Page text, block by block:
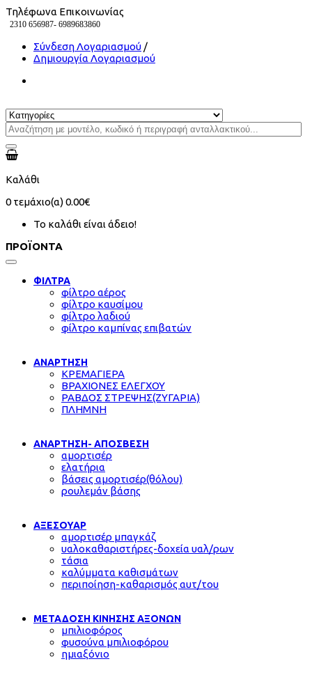
Τηλέφωνα Επικοινωνίας
2310 656987- 6989683860
Σύνδεση Λογαριασμού /
Δημιουργία Λογαριασμού
Καλάθι
0τεμάχιο(α)0.00€
Το καλάθι είναι άδειο!
ΠΡΟΪΟΝΤΑ
ΦΙΛΤΡΑ
φίλτρο αέρος
φίλτρο καυσίμου
φίλτρο λαδιού
φίλτρο καμπίνας επιβατών
ΑΝΑΡΤΗΣΗ
ΚΡΕΜΑΓΙΕΡΑ
ΒΡΑΧΙΟΝΕΣ ΕΛΕΓΧΟΥ
ΡΑΒΔΟΣ ΣΤΡΕΨΗΣ(ΖΥΓΑΡΙΑ)
ΠΛΗΜΝΗ
ΑΝΑΡΤΗΣΗ- ΑΠΟΣΒΕΣΗ
αμορτισέρ
ελατήρια
βάσεις αμορτισέρ(θόλου)
ρουλεμάν βάσης
ΑΞΕΣΟΥΑΡ
αμορτισέρ μπαγκάζ
υαλοκαθαριστήρες-δοχεία υαλ/ρων
τάσια
καλύμματα καθισμάτων
περιποίηση-καθαρισμός αυτ/του
ΜΕΤΑΔΟΣΗ ΚΙΝΗΣΗΣ ΑΞΟΝΩΝ
μπιλιοφόρος
φυσούνα μπιλιοφόρου
ημιαξόνιο